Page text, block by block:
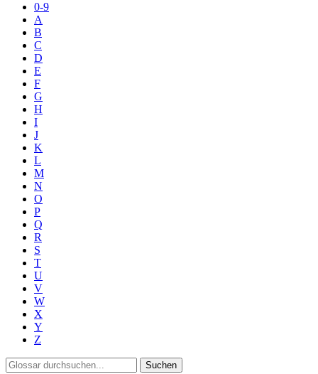
0-9
A
B
C
D
E
F
G
H
I
J
K
L
M
N
O
P
Q
R
S
T
U
V
W
X
Y
Z
Suchen